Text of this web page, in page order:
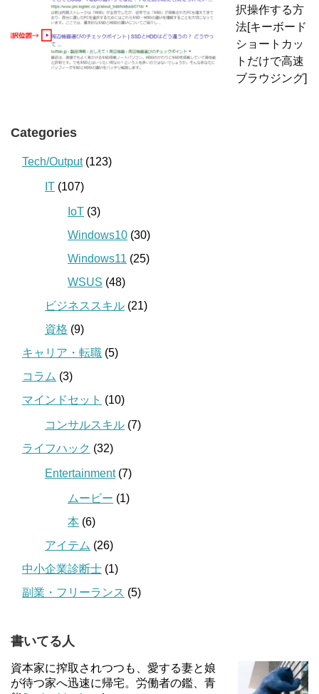
択操作する方
法[キーボード
ショートカッ
トだけで高速
ブラウジング]
Categories
Tech/Output(123)
IT (107)
IoT (3)
Windows10 (30)
Windows11 (25)
WSUS (48)
ビジネススキル (21)
資格 (9)
キャリア・転職 (5)
コラム (3)
マインドセット (10)
コンサルスキル (7)
ライフハック (32)
Entertainment(7)
ムービー (1)
本 (6)
アイテム (26)
中小企業診断士 (1)
副業・フリーランス (5)
書いてる人
資本家に搾取されつつも、愛する妻と娘
が待つ家へ迅速に帰宅。労働者の鑑、青